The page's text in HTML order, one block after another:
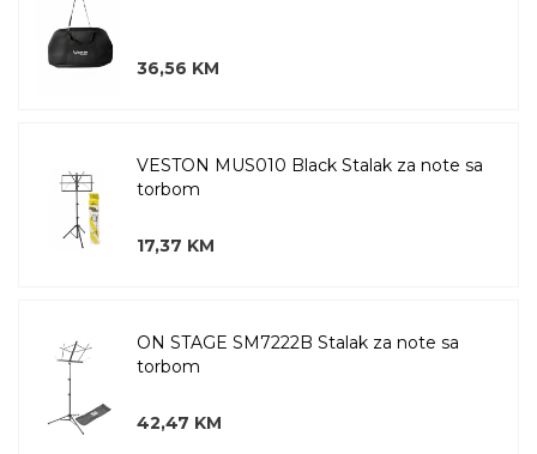
36,56 KM
VESTON MUS010 Black Stalak za note sa
torbom
17,37 KM
ON STAGE SM7222B Stalak za note sa
torbom
42,47 KM